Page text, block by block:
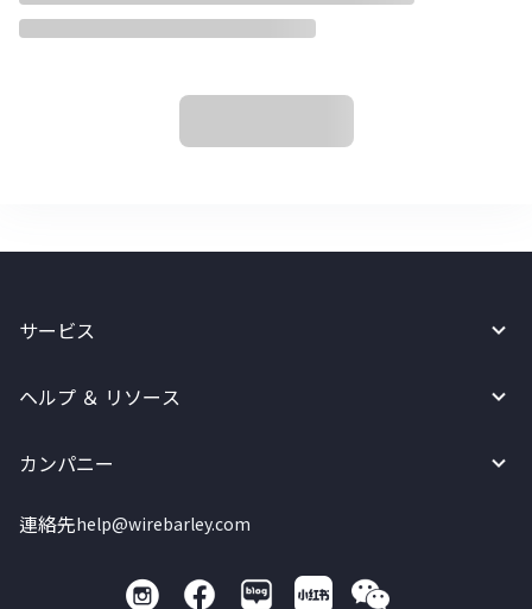
サービス
ヘルプ ＆ リソース
カンパニー
連絡先help@wirebarley.com